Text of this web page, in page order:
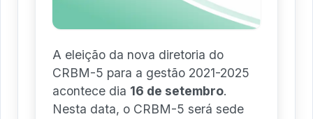
A eleição da nova diretoria do
CRBM-5 para a gestão 2021-2025
acontece dia 16 de setembro.
Nesta data, o CRBM-5 será sede